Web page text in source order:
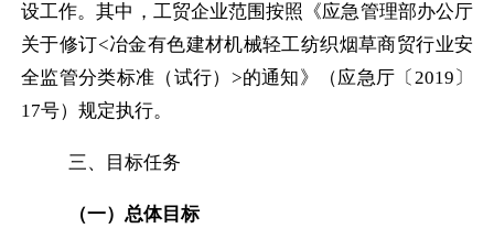
设工作。其中，工贸企业范围按照《应急管理部办公厅
关于修订<冶金有色建材机械轻工纺织烟草商贸行业安
全监管分类标准（试行） >的通知》（应急厅〔 2019 〕
17号）规定执行。
三、目标任务
（一）总体目标